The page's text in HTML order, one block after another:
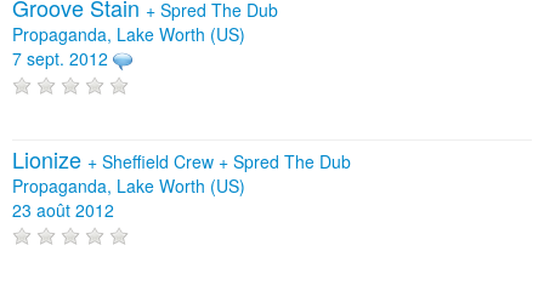
Groove Stain + Spred The Dub
Propaganda, Lake Worth (US)
7 sept. 2012
Lionize + Sheffield Crew + Spred The Dub
Propaganda, Lake Worth (US)
23 août 2012